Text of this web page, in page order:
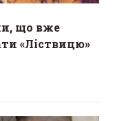
що вже
«Ліствицю»